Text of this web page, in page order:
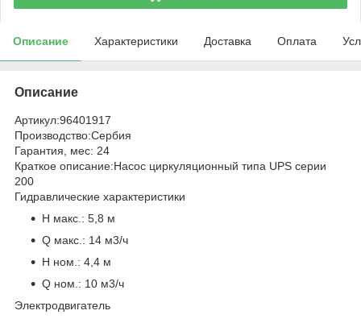
Описание Характеристики Доставка Оплата
Описание
Артикул:96401917
Производство:Сербия
Гарантия, мес: 24
Краткое описание:Насос циркуляционный типа UPS серии
200
Гидравлические характеристики
H макс.: 5,8 м
Q макс.: 14 м3/ч
H ном.: 4,4 м
Q ном.: 10 м3/ч
Электродвигатель